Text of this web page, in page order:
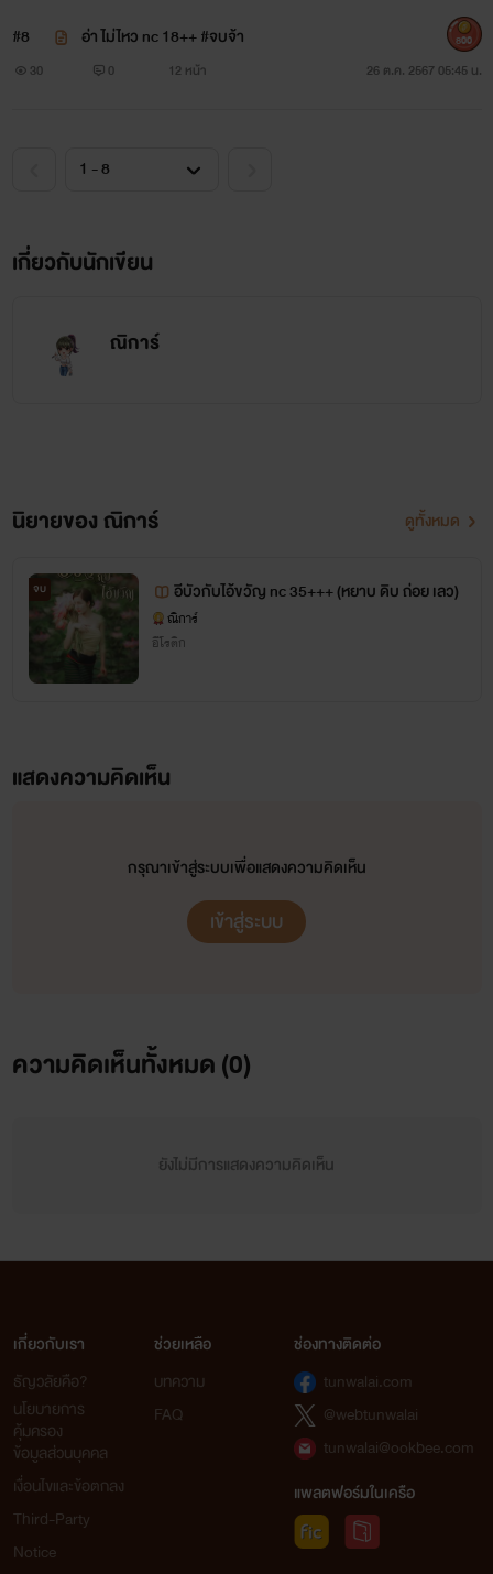
#8 อ่า ไม่ไหว nc 18++ #จบจ้า
30 0 12 หน้า 26 ต.ค. 2567 05:45 น.
800
เกี่ยวกับนักเขียน
ณิการ์
นิยายของ ณิการ์ ดูทั้งหมด
จบ อีบัวกับไอ้ขวัญ nc 35+++ (หยาบ ดิบ ถ่อย เลว)
ณิการ์
อีโรติก
แสดงความคิดเห็น
กรุณาเข้าสู่ระบบเพื่อแสดงความคิดเห็น
เข้าสู่ระบบ
ความคิดเห็นทั้งหมด (0)
ยังไม่มีการแสดงความคิดเห็น
เกี่ยวกับเรา
ธัญวลัยคือ?
นโยบายการ
คุ้มครอง
ข้อมูลส่วนบุคคล
เงื่อนไขและข้อตกลง
Third-Party
Notice
ช่วยเหลือ
บทความ
FAQ
ช่องทางติดต่อ
tunwalai.com
@webtunwalai
tunwalai@ookbee.com
แพลตฟอร์มในเครือ